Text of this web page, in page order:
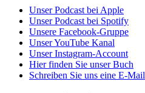
Unser Podcast bei Apple
Unser Podcast bei Spotify
Unsere Facebook-Gruppe
Unser YouTube Kanal
Unser Instagram-Account
Hier finden Sie unser Buch
Schreiben Sie uns eine E-Mail